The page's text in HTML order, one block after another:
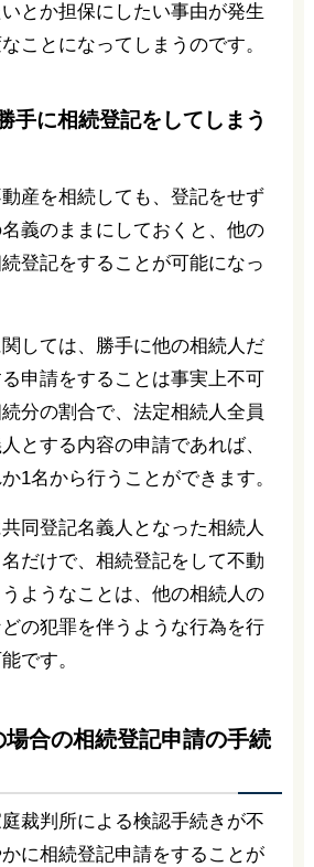
とか担保にしたい事由が発生
ことになってしまうのです。
手に相続登記をしてしまう
産を相続しても、登記をせず
義のままにしておくと、他の
登記をすることが可能になっ
しては、勝手に他の相続人だ
申請をすることは事実上不可
分の割合で、法定相続人全員
とする内容の申請であれば、
1名から行うことができます。
同登記名義人となった相続人
だけで、相続登記をして不動
ようなことは、他の相続人の
の犯罪を伴うような行為を行
です。
合の相続登記申請の手続
裁判所による検認手続きが不
に相続登記申請をすることが